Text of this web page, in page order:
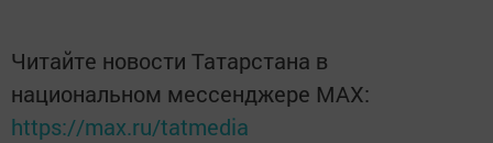
Читайте новости Татарстана в
национальном мессенджере MАХ:
https://max.ru/tatmedia